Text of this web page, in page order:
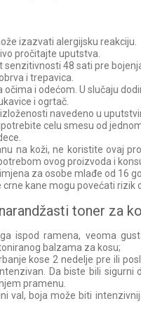
izazvati alergijsku reakciju.
pročitajte uputstva.
senzitivnosti 48 sati pre
i trepavica.
očima i odećom. U slučaju
i ogrtač.
navedeno u
celu smesu od
na koži, ne koristite ovaj
ovog proizvoda i
za osobe mlađe od 16
kane mogu povećati rizik
toner za
ispod ramena, veoma
toniranog balzama za kosu;
kose 2 nedelje pre ili
Da biste bili
pramenu.
val, boja može biti